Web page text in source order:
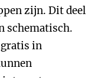
zijn. Dit deel
schematisch.
in